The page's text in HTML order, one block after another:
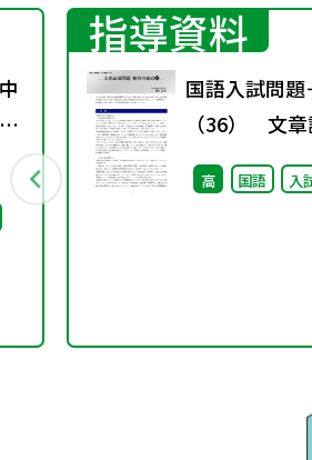
指導資料
国語入試問
（36） 文
解答の要点❷
高 国語 入